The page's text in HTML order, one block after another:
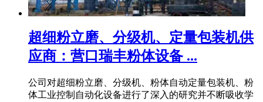
超细粉立磨、分级机、定量包装机供
应商：营口瑞丰粉体设备 ...
公司对超细粉立磨、分级机、粉体自动定量包装机、粉
体工业控制自动化设备进行了深入的研究并不断吸收学